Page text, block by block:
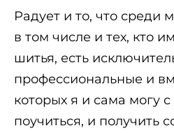
Радует и то, что среди
в том числе и тех, кто
шитья, есть
профессиональные и
которых я и сама могу
поучиться, и получить